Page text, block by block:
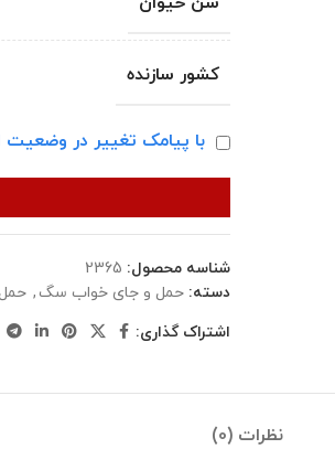
کشور سازنده
با پیامک تغییر در وضعیت
شناسه محصول: 2365
دسته: حمل و جای خواب سگ ,
اشتراک گذاری:
نظرات (0)